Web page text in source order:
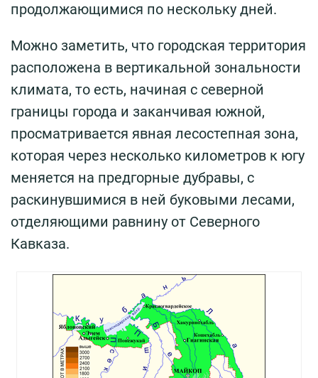
продолжающимися по нескольку дней.
Можно заметить, что городская территория
расположена в вертикальной зональности
климата, то есть, начиная с северной
границы города и заканчивая южной,
просматривается явная лесостепная зона,
которая через несколько километров к югу
меняется на предгорные дубравы, с
раскинувшимися в ней буковыми лесами,
отделяющими равнину от Северного
Кавказа.